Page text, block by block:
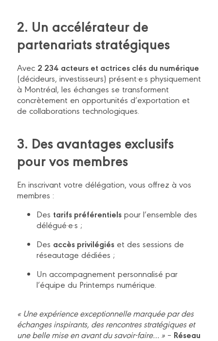
2. Un accélérateur de
partenariats stratégiques
Avec 2 234 acteurs et actrices clés du numérique
(décideurs, investisseurs) présent·e·s physiquement
à Montréal, les échanges se transforment
concrètement en opportunités d’exportation et
de collaborations technologiques.
3. Des avantages exclusifs
pour vos membres
En inscrivant votre délégation, vous offrez à vos
membres :
Des tarifs préférentiels pour l’ensemble des
délégué·e·s ;
Des accès privilégiés et des sessions de
réseautage dédiées ;
Un accompagnement personnalisé par
l’équipe du Printemps numérique.
« Une expérience exceptionnelle marquée par des
échanges inspirants, des rencontres stratégiques et
une belle mise en avant du savoir-faire… » – Réseau